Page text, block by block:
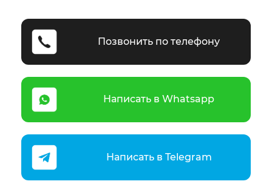
Позвонить по телефону
Написать в Whatsapp
Написать в Telegram